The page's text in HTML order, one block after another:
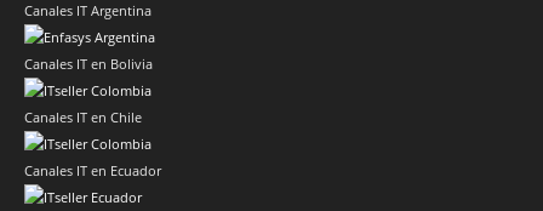
Canales IT Argentina
Canales IT en Bolivia
Canales IT en Chile
Canales IT en Ecuador